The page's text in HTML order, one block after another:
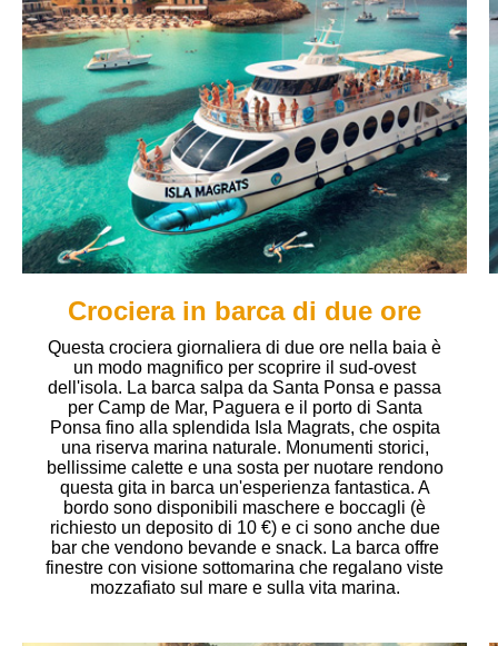
Crociera in barca di due ore
Questa crociera giornaliera di due ore nella baia è
un modo magnifico per scoprire il sud-ovest
dell'isola. La barca salpa da Santa Ponsa e passa
per Camp de Mar, Paguera e il porto di Santa
Ponsa fino alla splendida Isla Magrats, che ospita
una riserva marina naturale. Monumenti storici,
bellissime calette e una sosta per nuotare rendono
questa gita in barca un'esperienza fantastica. A
bordo sono disponibili maschere e boccagli (è
richiesto un deposito di 10 €) e ci sono anche due
bar che vendono bevande e snack. La barca offre
finestre con visione sottomarina che regalano viste
mozzafiato sul mare e sulla vita marina.